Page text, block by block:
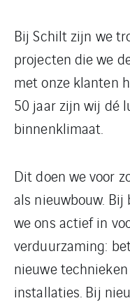
Bij Schilt zijn we
projecten die we
met onze klanten
50 jaar zijn wij dé
binnenklimaat.
Dit doen we voor
als nieuwbouw.
we ons actief in
verduurzaming:
nieuwe
installaties. Bij